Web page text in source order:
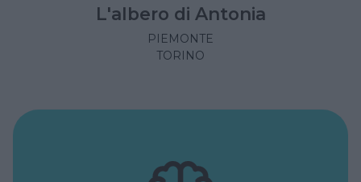
L'albero di Antonia
PIEMONTE
TORINO